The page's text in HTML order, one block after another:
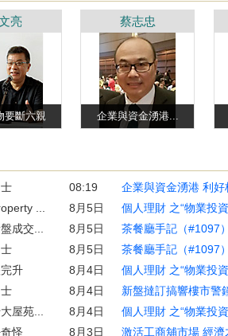
亮
要斷六親
蔡志忠
企業與資金湧港...
08:19
...
8月5日
成交...
8月5日
8月5日
升
8月4日
8月4日
屋苑...
8月4日
怪
8月3日
企業與資金湧港 利好
個人理財 之“物業投
茶餐廳手記（#1097
茶餐廳手記（#1097
個人理財 之“物業投
新盤撻訂搞響樓市警
個人理財 之“物業投
激活工商舖市場 經濟